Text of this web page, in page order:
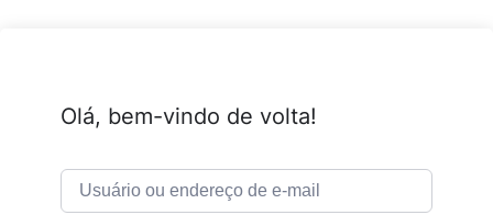
Olá, bem-vindo de volta!